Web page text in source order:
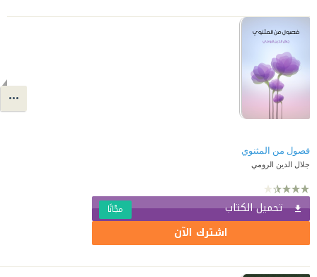
فصول من المثنوي
جلال الدين الرومي
تحميل الكتاب مجّانًا
اشترك الآن